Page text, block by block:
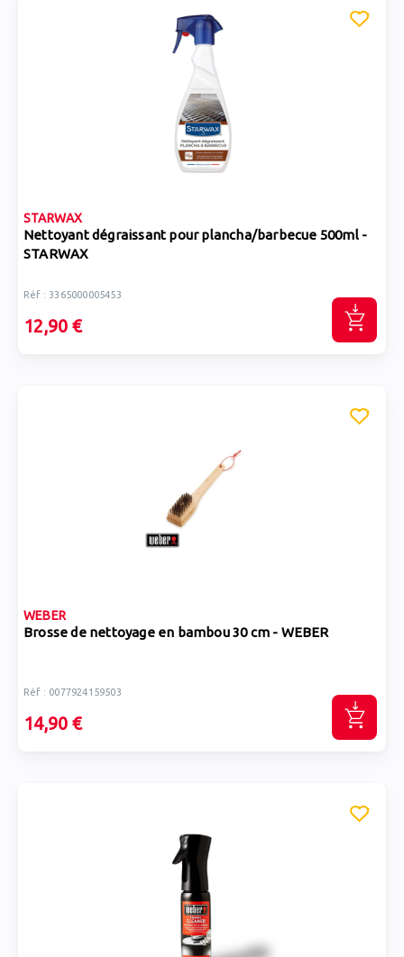
STARWAX
Nettoyant dégraissant pour plancha/barbecue 500ml -
STARWAX
Réf : 3365000005453
12,90 €
WEBER
Brosse de nettoyage en bambou 30 cm - WEBER
Réf : 0077924159503
14,90 €